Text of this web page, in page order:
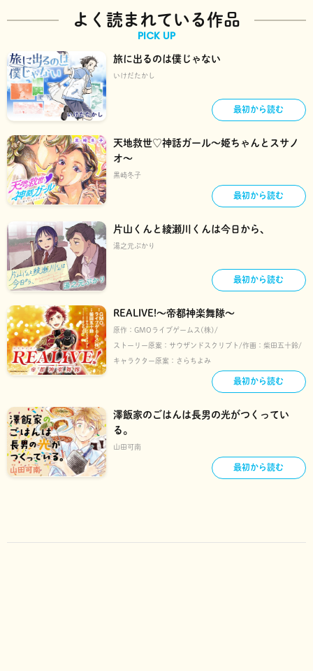
よく読まれている作品
PICK UP
旅に出るのは僕じゃない
いけだたかし
最初から読む
天地救世♡神話ガール～姫ちゃんとスサノ
オ～
黒崎冬子
最初から読む
片山くんと綾瀬川くんは今日から、
湯之元ぷかり
最初から読む
REALIVE!～帝都神楽舞隊～
原作： GMOライブゲームス(株)
ストーリー原案： サウザンドスクリプト 作画： 柴田五十鈴
キャラクター原案： さらちよみ
最初から読む
澤飯家のごはんは長男の光がつくってい
る。
山田可南
最初から読む